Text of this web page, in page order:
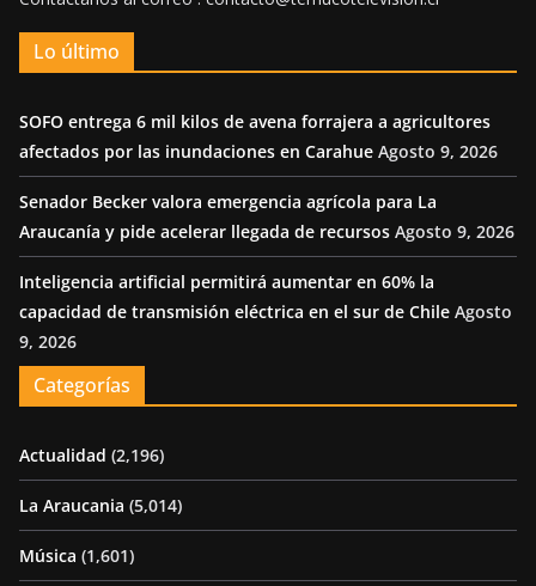
Lo último
SOFO entrega 6 mil kilos de avena forrajera a agricultores
afectados por las inundaciones en Carahue Agosto 9, 2026
Senador Becker valora emergencia agrícola para La
Araucanía y pide acelerar llegada de recursos Agosto 9, 2026
Inteligencia artificial permitirá aumentar en 60% la
capacidad de transmisión eléctrica en el sur de Chile Agosto
9, 2026
Categorías
Actualidad (2,196)
La Araucania (5,014)
Música (1,601)